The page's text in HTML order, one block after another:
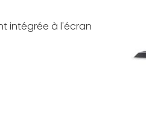
intégrée à l'écran